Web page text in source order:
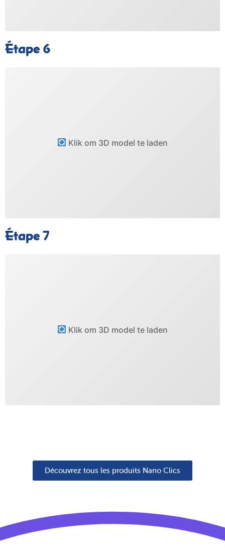
Étape 6
Klik om 3D model te laden
Étape 7
Klik om 3D model te laden
Découvrez tous les produits Nano Clics